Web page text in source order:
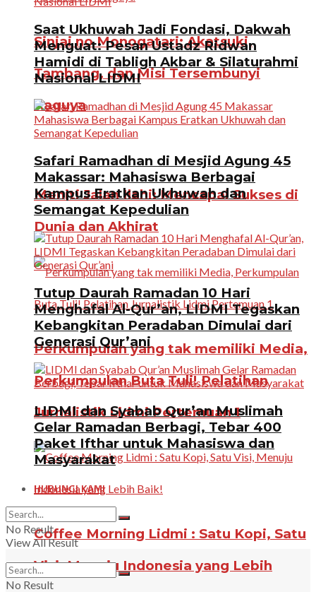
Sinjai no Monogatari: Akatsuki,
Tambang, dan Misi Tersembunyi
Kaguya
Meniti Jalan Ilahi: Mencapai Sukses di
Dunia dan Akhirat
Perkumpulan yang tak memiliki Media,
Perkumpulan Buta Tuli! Pelatihan
Jurnalistik Lidmi Pertemuan 1
Coffee Morning Lidmi : Satu Kopi, Satu
Visi, Menuju Indonesia yang Lebih
Saat Ukhuwah Jadi Fondasi, Dakwah
Menguat: Pesan Ustadz Ridwan
Hamidi di Tabligh Akbar & Silaturahmi
Nasional LIDMI
Safari Ramadhan di Mesjid Agung 45
Makassar: Mahasiswa Berbagai
Kampus Eratkan Ukhuwah dan
Semangat Kepedulian
Tutup Daurah Ramadan 10 Hari
Menghafal Al-Qur’an, LIDMI Tegaskan
Kebangkitan Peradaban Dimulai dari
Generasi Qur’ani
LIDMI dan Syabab Qur’an Muslimah
Gelar Ramadan Berbagi, Tebar 400
Paket Ifthar untuk Mahasiswa dan
Masyarakat
HUBUNGI KAMI
No Result
View All Result
No Result